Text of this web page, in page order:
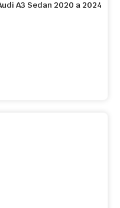
A3 Sedan 2020 a 2024